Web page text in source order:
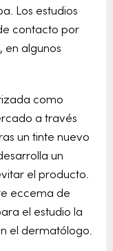
Los estudios
contacto por
en algunos
como
a través
un tinte nuevo
un
el producto.
eccema de
el estudio la
el dermatólogo.